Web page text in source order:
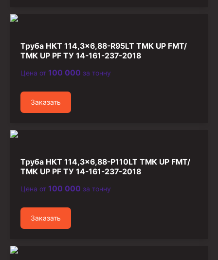
Стропы цепные
Канаты стальные
Элементы линии обвязки
Труба НКТ 114,3×6,88-R95LT ТМК UP FMT/
ТМК UP PF ТУ 14-161-237-2018
Цена от 100 000 за тонну
Заказать
Труба НКТ 114,3×6,88-P110LT ТМК UP FMT/
ТМК UP PF ТУ 14-161-237-2018
Цена от 100 000 за тонну
Заказать